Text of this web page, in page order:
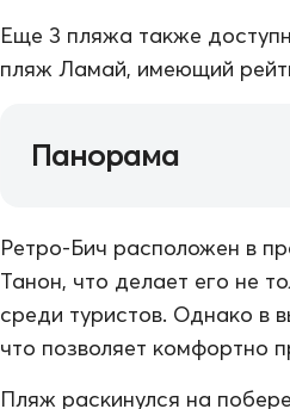
Еще 3 пляжа также
пляж Ламай, имеющий
Панорама
Ретро-Бич расположен в
Танон, что делает его не
среди туристов. Однако в
что позволяет комфортно
Пляж раскинулся на